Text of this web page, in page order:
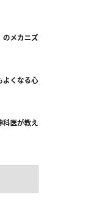
メカニズ
よくなる心
医が教え